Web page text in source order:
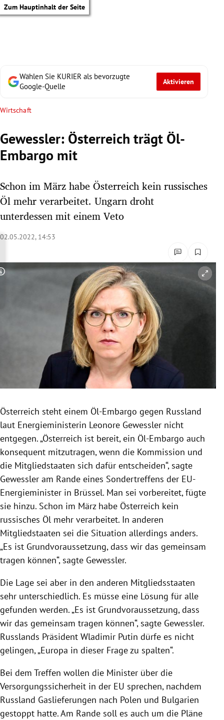
Zum Hauptinhalt der Seite
Untermenü
Untermenü
Untermenü
Untermenü
Untermenü
Wählen Sie KURIER als bevorzugte
Google-Quelle
Aktivieren
Wirtschaft
Gewessler: Österreich trägt Öl-
Embargo mit
Schon im März habe Österreich kein russisches
Öl mehr verarbeitet. Ungarn droht
unterdessen mit einem Veto
02.05.2022, 14:53
Copyright-Hinweis öffnen/schließen
Österreich steht einem Öl-Embargo gegen Russland
laut Energieministerin Leonore Gewessler nicht
entgegen. „Österreich ist bereit, ein Öl-Embargo auch
konsequent mitzutragen, wenn die Kommission und
die Mitgliedstaaten sich dafür entscheiden“, sagte
Gewessler am Rande eines Sondertreffens der EU-
Energieminister in Brüssel. Man sei vorbereitet, fügte
sie hinzu. Schon im März habe Österreich kein
russisches Öl mehr verarbeitet. In anderen
Mitgliedstaaten sei die Situation allerdings anders.
„Es ist Grundvoraussetzung, dass wir das gemeinsam
tragen können“, sagte Gewessler.
Die Lage sei aber in den anderen Mitgliedsstaaten
sehr unterschiedlich. Es müsse eine Lösung für alle
gefunden werden. „Es ist Grundvoraussetzung, dass
wir das gemeinsam tragen können“, sagte Gewessler.
Russlands Präsident Wladimir Putin dürfe es nicht
gelingen, „Europa in dieser Frage zu spalten“.
Bei dem Treffen wollen die Minister über die
Versorgungssicherheit in der EU sprechen, nachdem
Russland Gaslieferungen nach Polen und Bulgarien
gestoppt hatte. Am Rande soll es auch um die Pläne